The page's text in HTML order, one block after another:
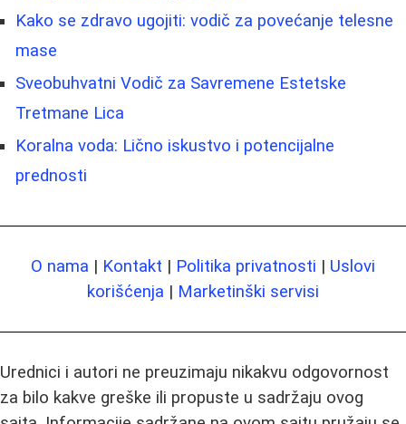
Kako se zdravo ugojiti: vodič za povećanje telesne
mase
Sveobuhvatni Vodič za Savremene Estetske
Tretmane Lica
Koralna voda: Lično iskustvo i potencijalne
prednosti
O nama | Kontakt | Politika privatnosti | Uslovi
korišćenja | Marketinški servisi
Urednici i autori ne preuzimaju nikakvu odgovornost
za bilo kakve greške ili propuste u sadržaju ovog